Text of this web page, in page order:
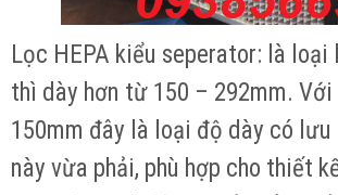
Lọc HEPA kiểu seperator: là
thì dày hơn từ 150 – 292mm.
150mm đây là loại độ dày có
này vừa phải, phù hợp cho thiết